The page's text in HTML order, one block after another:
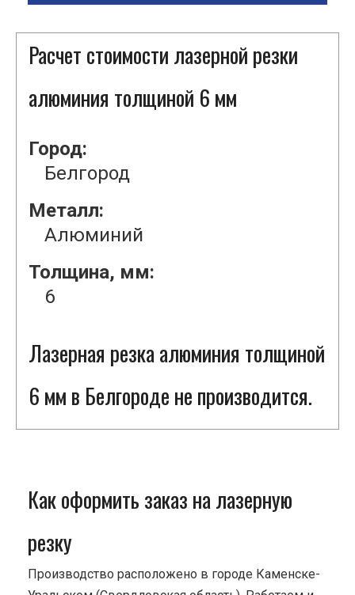
Расчет стоимости лазерной резки
алюминия толщиной 6 мм
Город:
Белгород
Металл:
Алюминий
Толщина, мм:
6
Лазерная резка алюминия толщиной
6 мм в Белгороде не производится.
Как оформить заказ на лазерную
резку
Производство расположено в городе Каменске-